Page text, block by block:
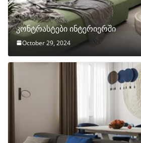
კონტრასტები ინტერიერში
October 29, 2024